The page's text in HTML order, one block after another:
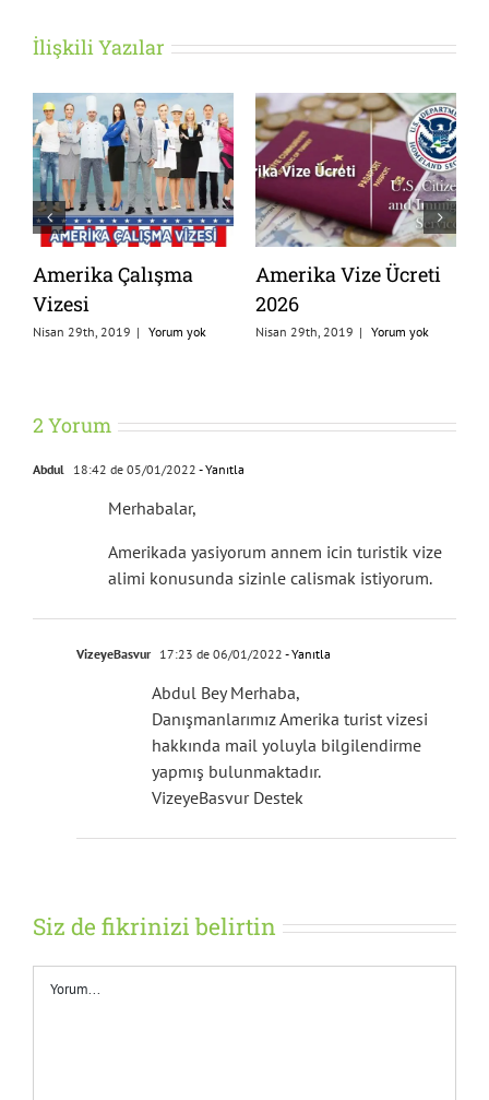
İlişkili Yazılar
Amerika Öğrenci
Amerika Vize
2 Yorum
18:42 de 05/01/2022 - Yanıtla
Merhabalar,
alimi konusunda sizinle calismak istiyorum.
17:23 de 06/01/2022 - Yanıtla
Abdul Bey Merhaba,
Danışmanlarımız Amerika turist vizesi
Siz de fikrinizi belirtin